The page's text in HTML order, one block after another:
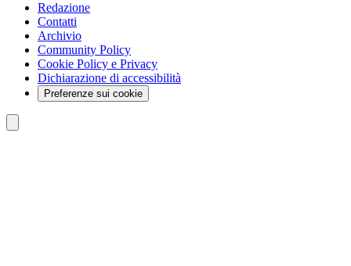
Redazione
Contatti
Archivio
Community Policy
Cookie Policy e Privacy
Dichiarazione di accessibilità
Preferenze sui cookie